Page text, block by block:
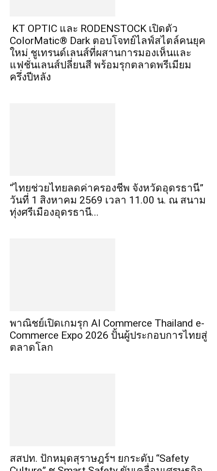
KT OPTIC และ RODENSTOCK เปิดตัว
ColorMatic® Dark ตอบโจทย์ไลฟ์สไตล์คนยุค
ใหม่ ชูเทรนด์เลนส์ที่ผสานการมองเห็นและ
แฟชั่นเลนส์ปลี่ยนสี พร้อมรุกตลาดพรีเมียม
ครึ่งปีหลัง
“ไทยช่วยไทยลดค่าครองชีพ จังหวัดอุดรธานี”
วันที่ 1 สิงหาคม 2569 เวลา 11.00 น. ณ สนาม
ทุ่งศรีเมืองอุดรธานี...
พาณิชย์เปิดเกมรุก AI Commerce Thailand e-
Commerce Expo 2026 ปั้นผู้ประกอบการไทยสู่
ตลาดโลก
สสปท. ปักหมุดสุราษฎร์ฯ ยกระดับ “Safety